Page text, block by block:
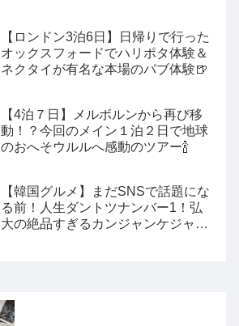
【ロンドン3泊6日】日帰りで行った
オックスフォードでハリポタ体験＆
ネクタイが有名な本場のパブ体験🍺
【4泊７日】メルボルンから再び移
動！？今回のメイン１泊２日で地球
のおへそウルルへ感動のツアー🍾
【韓国グルメ】まだSNSで話題にな
る前！人生ダントツナンバー1！弘
大の絶品すぎるカンジャンケジャン